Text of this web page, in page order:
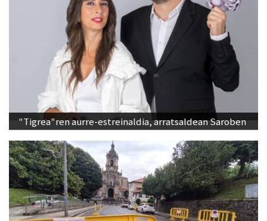
"Tigrea"ren aurre-estreinaldia, arratsaldean Saroben